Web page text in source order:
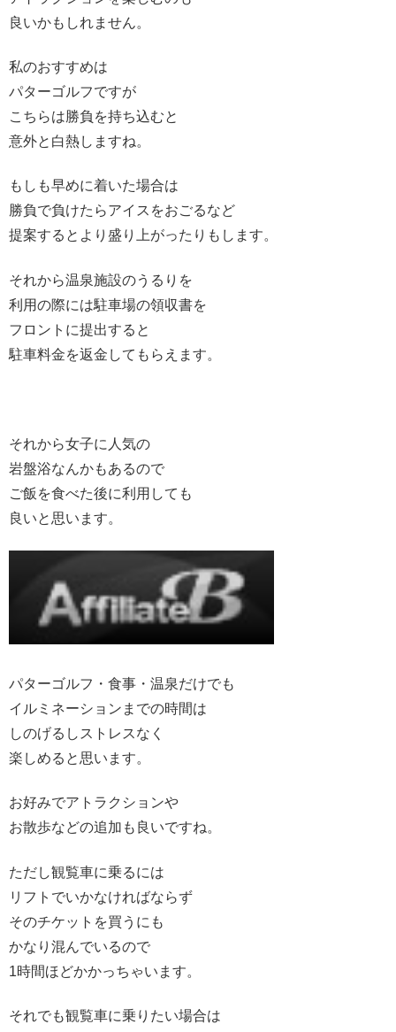
良いかもしれません。
私のおすすめは
パターゴルフですが
こちらは勝負を持ち込むと
意外と白熱しますね。
もしも早めに着いた場合は
勝負で負けたらアイスをおごるなど
提案するとより盛り上がったりもします。
それから温泉施設のうるりを
利用の際には駐車場の領収書を
フロントに提出すると
駐車料金を返金してもらえます。
それから女子に人気の
岩盤浴なんかもあるので
ご飯を食べた後に利用しても
良いと思います。
パターゴルフ・食事・温泉だけでも
イルミネーションまでの時間は
しのげるしストレスなく
楽しめると思います。
お好みでアトラクションや
お散歩などの追加も良いですね。
ただし観覧車に乗るには
リフトでいかなければならず
そのチケットを買うにも
かなり混んでいるので
1時間ほどかかっちゃいます。
それでも観覧車に乗りたい場合は